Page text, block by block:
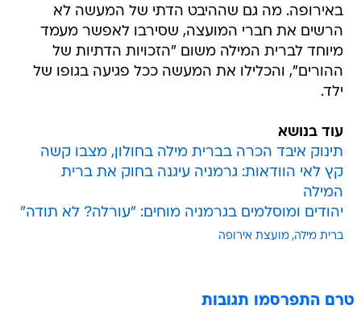
באירופה. מה גם שההיבט הדתי של המעשה לא
הרשים את חברי המועצה, שסירבו לאפשר מעמד
מיוחד לברית המילה משום "הזכויות הדתיות של
ההורים", והכלילו את המעשה ככל פגיעה בגופו של
ילד.
עוד בנושא
תינוק איבד הכרה בברית מילה בחולון, מצבו קשה
קץ לאי הוודאות: גרמניה עיגנה בחוק את ברית
המילה
יהודים ומוסלמים בגרמניה מוחים: "עורלה? לא תודה"
ברית מילה מועצת אירופה
טרם התפרסמו תגובות